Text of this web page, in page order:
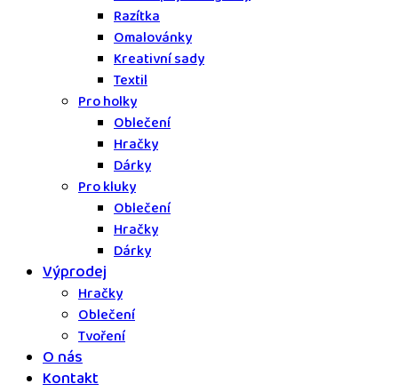
Razítka
Omalovánky
Kreativní sady
Textil
Pro holky
Oblečení
Hračky
Dárky
Pro kluky
Oblečení
Hračky
Dárky
Výprodej
Hračky
Oblečení
Tvoření
O nás
Kontakt